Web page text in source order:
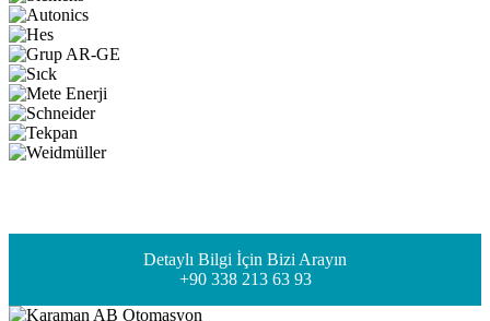
Detaylı Bilgi İçin Bizi Arayın
+90 338 213 63 93